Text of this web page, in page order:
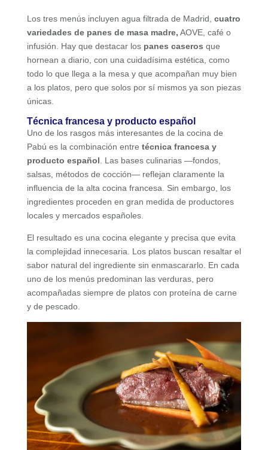
Los tres menús incluyen agua filtrada de Madrid, cuatro
variedades de panes de masa madre, AOVE, café o
infusión. Hay que destacar los panes caseros que
hornean a diario, con una cuidadísima estética, como
todo lo que llega a la mesa y que acompañan muy bien
a los platos, pero que solos por sí mismos ya son piezas
únicas.
Técnica francesa y producto español
Uno de los rasgos más interesantes de la cocina de
Pabú es la combinación entre técnica francesa y
producto español . Las bases culinarias —fondos,
salsas, métodos de cocción— reflejan claramente la
influencia de la alta cocina francesa. Sin embargo, los
ingredientes proceden en gran medida de productores
locales y mercados españoles.
El resultado es una cocina elegante y precisa que evita
la complejidad innecesaria. Los platos buscan resaltar el
sabor natural del ingrediente sin enmascararlo. En cada
uno de los menús predominan las verduras, pero
acompañadas siempre de platos con proteína de carne
y de pescado.